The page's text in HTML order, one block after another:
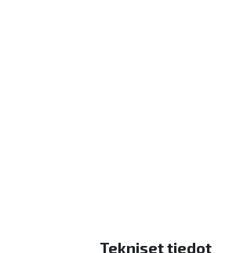
Tekniset tiedot